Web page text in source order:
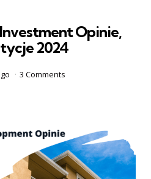
Opinie,
2024
3 Comments